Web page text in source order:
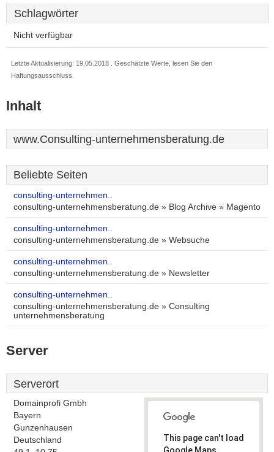
Schlagwörter
Nicht verfügbar
Letzte Aktualisierung: 19.05.2018 . Geschätzte Werte, lesen Sie den
Haftungsausschluss.
Inhalt
www.Consulting-unternehmensberatung.de
Beliebte Seiten
consulting-unternehmen..
consulting-unternehmensberatung.de » Blog Archive » Magento
consulting-unternehmen..
consulting-unternehmensberatung.de » Websuche
consulting-unternehmen..
consulting-unternehmensberatung.de » Newsletter
consulting-unternehmen..
consulting-unternehmensberatung.de » Consulting
unternehmensberatung
Server
Serverort
Domainprofi Gmbh
Bayern
Gunzenhausen
Deutschland
This page can't load